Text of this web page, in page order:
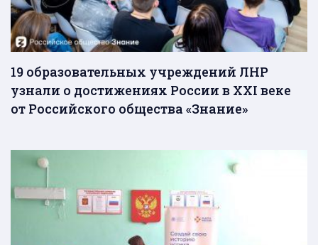
19 образовательных учреждений ЛНР
узнали о достижениях России в XXI веке
от Российского общества «Знание»